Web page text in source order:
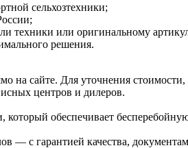
сельхозтехники;
техники или оригинальному
решения.
на сайте. Для уточнения
центров и дилеров.
обеспечивает
— с гарантией качества,